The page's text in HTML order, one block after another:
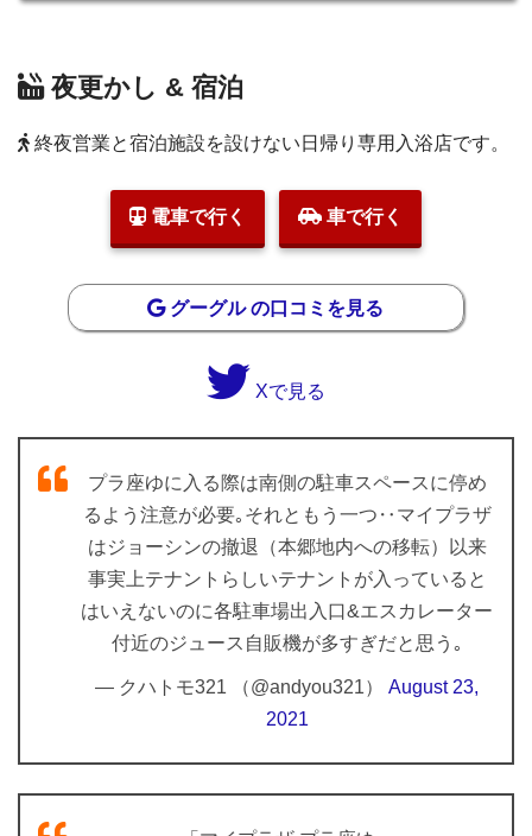
夜更かし & 宿泊
終夜営業と宿泊施設を設けない日帰り専用入浴店です。
電車で行く 車で行く
グーグル の口コミを見る
Xで見る
プラ座ゆに入る際は南側の駐車スペースに停め
るよう注意が必要｡それともう一つ‥マイプラザ
はジョーシンの撤退（本郷地内への移転）以来
事実上テナントらしいテナントが入っていると
はいえないのに各駐車場出入口&エスカレーター
付近のジュース自販機が多すぎだと思う｡
— クハトモ321 （@andyou321） August 23,
2021